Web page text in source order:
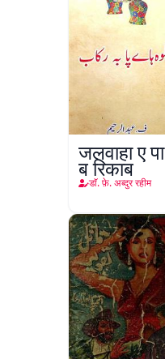
जलवाहा ए पा
ब रिकाब
डाॅ. फ़े. अब्दुर रहीम